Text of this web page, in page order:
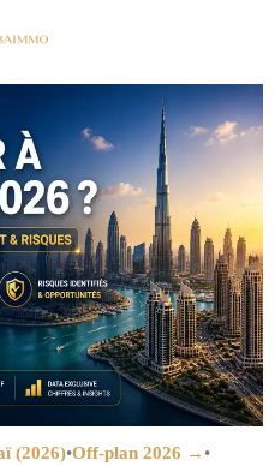
(2026)•Off-plan 2026 → •